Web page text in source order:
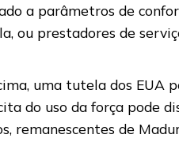
a parâmetros de
ou prestadores de
uma tutela dos
do uso da força pode
remanescentes de